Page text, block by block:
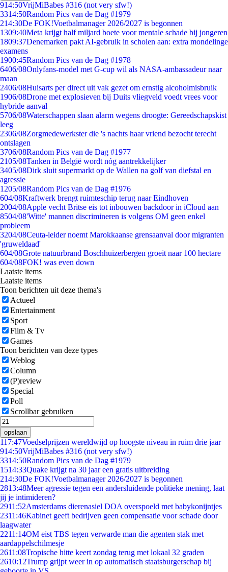
914:50VrijMiBabes #316 (not very sfw!)
3314:50Random Pics van de Dag #1979
214:30De FOK!Voetbalmanager 2026/2027 is begonnen
1309:40Meta krijgt half miljard boete voor mentale schade bij jongeren
1809:37Denemarken pakt AI-gebruik in scholen aan: extra mondelinge
examens
1900:45Random Pics van de Dag #1978
6406/08Onlyfans-model met G-cup wil als NASA-ambassadeur naar
maan
2406/08Huisarts per direct uit vak gezet om ernstig alcoholmisbruik
1906/08Drone met explosieven bij Duits vliegveld voedt vrees voor
hybride aanval
5706/08Waterschappen slaan alarm wegens droogte: Gereedschapskist
leeg
2306/08Zorgmedewerkster die 's nachts haar vriend bezocht terecht
ontslagen
3706/08Random Pics van de Dag #1977
2105/08Tanken in België wordt nóg aantrekkelijker
3405/08Dirk sluit supermarkt op de Wallen na golf van diefstal en
agressie
1205/08Random Pics van de Dag #1976
604/08Kraftwerk brengt ruimteschip terug naar Eindhoven
2004/08Apple vecht Britse eis tot inbouwen backdoor in iCloud aan
8504/08'Witte' mannen discrimineren is volgens OM geen enkel
probleem
3204/08Ceuta-leider noemt Marokkaanse grensaanval door migranten
'gruweldaad'
604/08Grote natuurbrand Boschhuizerbergen groeit naar 100 hectare
604/08FOK! was even down
Laatste items
Laatste items
Toon berichten uit deze thema's
Actueel
Entertainment
Sport
Film & Tv
Games
Toon berichten van deze types
Weblog
Column
(P)review
Special
Poll
Scrollbar gebruiken
opslaan
117:47Voedselprijzen wereldwijd op hoogste niveau in ruim drie jaar
914:50VrijMiBabes #316 (not very sfw!)
3314:50Random Pics van de Dag #1979
1514:33Quake krijgt na 30 jaar een gratis uitbreiding
214:30De FOK!Voetbalmanager 2026/2027 is begonnen
2813:48Meer agressie tegen een andersluidende politieke mening, laat
jij je intimideren?
2911:52Amsterdams dierenasiel DOA overspoeld met babykonijntjes
2311:46Kabinet geeft bedrijven geen compensatie voor schade door
laagwater
2211:14OM eist TBS tegen verwarde man die agenten stak met
aardappelschilmesje
2611:08Tropische hitte keert zondag terug met lokaal 32 graden
2610:12Trump grijpt weer in op automatisch staatsburgerschap bij